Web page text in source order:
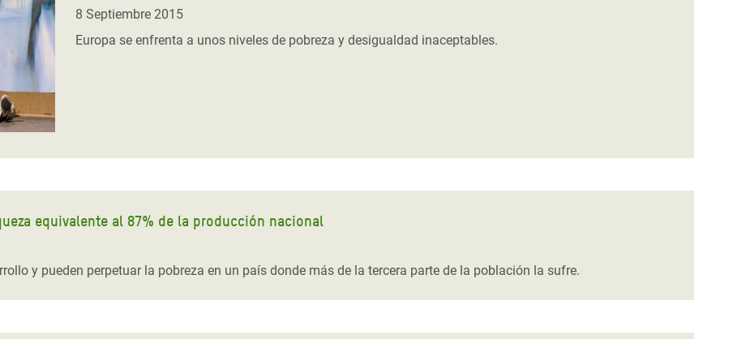
8 Septiembre 2015
Europa se enfrenta a unos niveles de pobreza y desigualdad inaceptables.
equivalente al 87% de la producción nacional
y pueden perpetuar la pobreza en un país donde más de la tercera parte de la población la sufre.